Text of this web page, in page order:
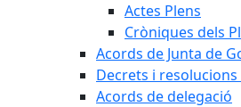
Actes Plens
Cròniques dels
Acords de Junta de
Decrets i resolucions
Acords de delegació